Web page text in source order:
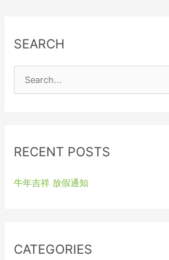
SEARCH
c
f
RECENT POSTS
牛年吉祥 放假通知
CATEGORIES